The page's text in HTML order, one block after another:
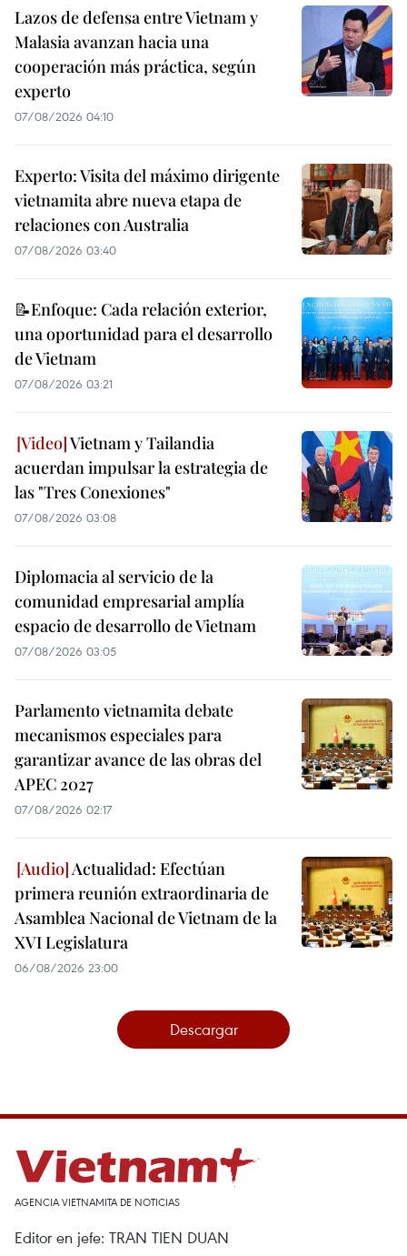
Lazos de defensa entre Vietnam y
Malasia avanzan hacia una
cooperación más práctica, según
experto
07/08/2026 04:10
Experto: Visita del máximo dirigente
vietnamita abre nueva etapa de
relaciones con Australia
07/08/2026 03:40
📝Enfoque: Cada relación exterior,
una oportunidad para el desarrollo
de Vietnam
07/08/2026 03:21
Vietnam y Tailandia
acuerdan impulsar la estrategia de
las "Tres Conexiones"
07/08/2026 03:08
Diplomacia al servicio de la
comunidad empresarial amplía
espacio de desarrollo de Vietnam
07/08/2026 03:05
Parlamento vietnamita debate
mecanismos especiales para
garantizar avance de las obras del
APEC 2027
07/08/2026 02:17
Actualidad: Efectúan
primera reunión extraordinaria de
Asamblea Nacional de Vietnam de la
XVI Legislatura
06/08/2026 23:00
Descargar
AGENCIA VIETNAMITA DE NOTICIAS
Editor en jefe: TRAN TIEN DUAN